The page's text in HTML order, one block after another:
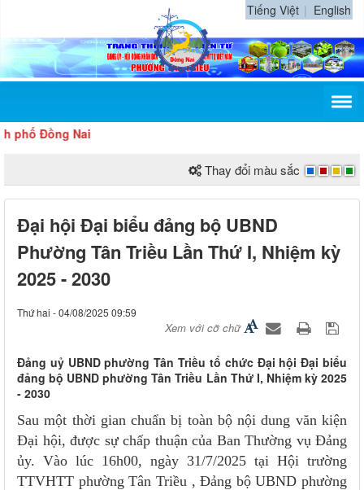
Tiếng Việt English
Nai
Thay đổi màu sắc
Đại hội Đại biểu đảng bộ UBND
Phường Tân Triều Lần Thứ I, Nhiệm kỳ
2025 - 2030
Thứ hai - 04/08/2025 09:59
Xem với cỡ chữ
Đảng uỷ UBND phường Tân Triều tổ chức Đại hội Đại biểu
đảng bộ UBND phường Tân Triều Lần Thứ I, Nhiệm kỳ 2025
- 2030
Sau một thời gian chuẩn bị toàn bộ nội dung văn kiện
Đại hội, được sự chấp thuận của Ban Thường vụ Đảng
ủy. Vào lúc 16h00, ngày 31/7/2025 tại Hội trường
TTVHTT phường Tân Triều , Đảng bộ UBND phường